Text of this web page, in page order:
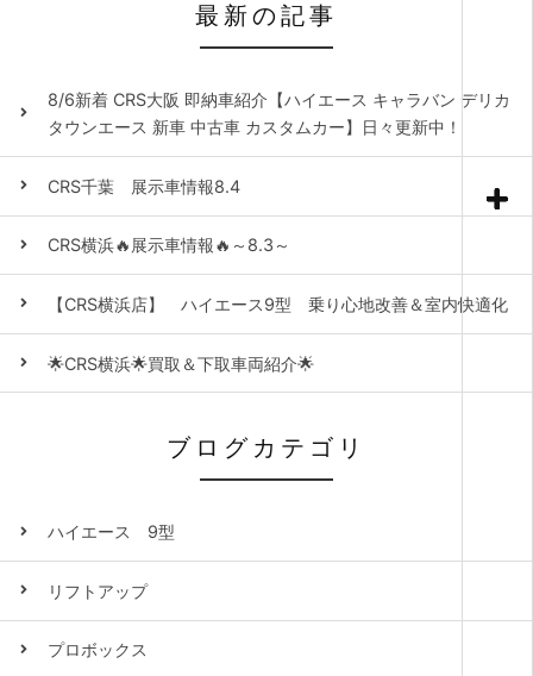
最新の記事
8/6新着 CRS大阪 即納車紹介【ハイエース キャラバン デリカ
タウンエース 新車 中古車 カスタムカー】日々更新中！
CRS千葉 展示車情報8.4
CRS横浜🔥展示車情報🔥～8.3～
【CRS横浜店】 ハイエース9型 乗り心地改善＆室内快適化
🌟CRS横浜🌟買取＆下取車両紹介🌟
ブログカテゴリ
ハイエース 9型
リフトアップ
プロボックス